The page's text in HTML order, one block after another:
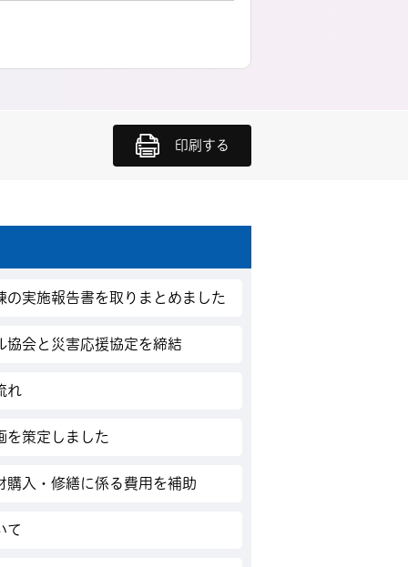
印刷する
の実施報告書を取りまとめました
協会と災害応援協定を締結
れ
を策定しました
購入・修繕に係る費用を補助
て